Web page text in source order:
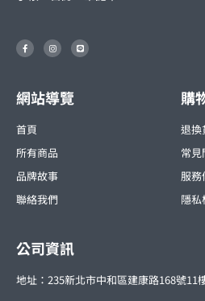
F
a
c
k
-
I
n
s
r
a
m
L
i
n
網站導覽
首頁
所有商品
品牌故事
聯絡我們
購
退換
常見
服務
隱
公司資訊
地址：235新北市中和區建康路168號11